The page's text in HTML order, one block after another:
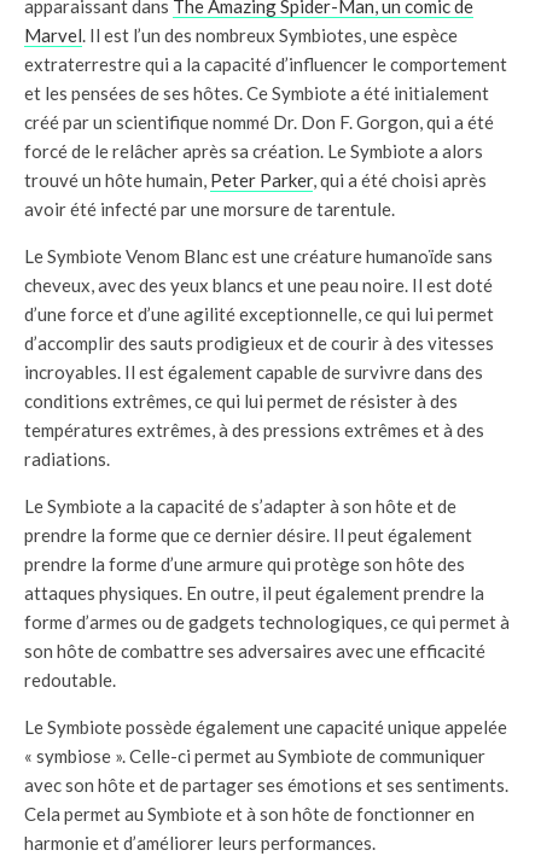
apparaissant dans The Amazing Spider-Man, un comic de
Marvel. Il est l’un des nombreux Symbiotes, une espèce
extraterrestre qui a la capacité d’influencer le comportement
et les pensées de ses hôtes. Ce Symbiote a été initialement
créé par un scientifique nommé Dr. Don F. Gorgon, qui a été
forcé de le relâcher après sa création. Le Symbiote a alors
trouvé un hôte humain, Peter Parker, qui a été choisi après
avoir été infecté par une morsure de tarentule.
Le Symbiote Venom Blanc est une créature humanoïde sans
cheveux, avec des yeux blancs et une peau noire. Il est doté
d’une force et d’une agilité exceptionnelle, ce qui lui permet
d’accomplir des sauts prodigieux et de courir à des vitesses
incroyables. Il est également capable de survivre dans des
conditions extrêmes, ce qui lui permet de résister à des
températures extrêmes, à des pressions extrêmes et à des
radiations.
Le Symbiote a la capacité de s’adapter à son hôte et de
prendre la forme que ce dernier désire. Il peut également
prendre la forme d’une armure qui protège son hôte des
attaques physiques. En outre, il peut également prendre la
forme d’armes ou de gadgets technologiques, ce qui permet à
son hôte de combattre ses adversaires avec une efficacité
redoutable.
Le Symbiote possède également une capacité unique appelée
« symbiose ». Celle-ci permet au Symbiote de communiquer
avec son hôte et de partager ses émotions et ses sentiments.
Cela permet au Symbiote et à son hôte de fonctionner en
harmonie et d’améliorer leurs performances.